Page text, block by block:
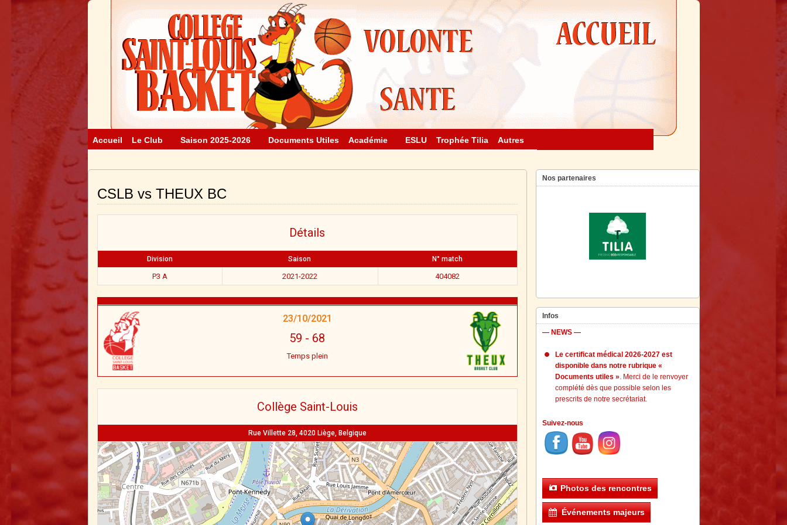
Accueil Le Club Saison 2025-2026 Documents Utiles Académie ESLU Trophée Tilia Autres
CSLB vs THEUX BC
Détails
Division Saison N° match
P3 A 2021-2022 404082
23/10/2021
59 - 68
Temps plein
Collège Saint-Louis
Rue Villette 28, 4020 Liège, Belgique
Nos partenaires
Infos
— NEWS —
Le certificat médical 2026-2027 est
disponible dans notre rubrique «
Documents utiles ». Merci de le renvoyer
complété dès que possible selon les
prescrits de notre secrétariat.
Suivez-nous
Photos des rencontres
Événements majeurs